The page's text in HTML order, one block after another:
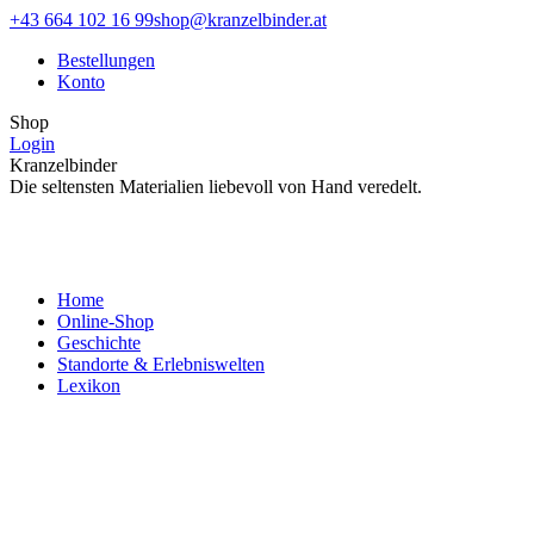
Zum
springen
Facebook
opens
window
Instagram
opens
window
+43 664 102 16 99shop@kranzelbinder.at
Bestellungen
Konto
Shop
Login
Kranzelbinder
Die seltensten Materialien liebevoll von Hand veredelt.
Home
Online-Shop
Geschichte
Standorte & Erlebniswelten
Lexikon